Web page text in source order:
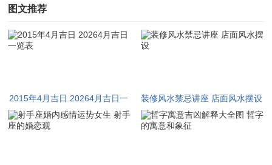
益。
乙未年庚辰月壬子日（阳历二〇一五年四月六日）。宜祭祀，祈
福、求嗣，开光、解除，纳采、冠笄，出火、拆卸，进人口、安
日逢辰月水土相会，可制卯月余木之燥，于开工奠基，入宅移居
尤为有利，若日主为金水弱而喜水润者更吉。
图文推荐
2015年4月吉日 20264月吉日一
览表
装修风水禁忌讲座 店面风水摆设